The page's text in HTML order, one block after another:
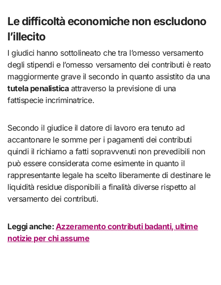
Le difficoltà economiche non escludono
l’illecito
I giudici hanno sottolineato che tra l’omesso versamento
degli stipendi e l’omesso versamento dei contributi è reato
maggiormente grave il secondo in quanto assistito da una
tutela penalisticaattraverso la previsione di una
fattispecie incriminatrice.
Secondo il giudice il datore di lavoro era tenuto ad
accantonare le somme per i pagamenti dei contributi
quindi il richiamo a fatti sopravvenuti non prevedibili non
può essere considerata come esimente in quanto il
rappresentante legale ha scelto liberamente di destinare le
liquidità residue disponibili a finalità diverse rispetto al
versamento dei contributi.
Leggi anche: Azzeramento contributi badanti, ultime
notizie per chi assume